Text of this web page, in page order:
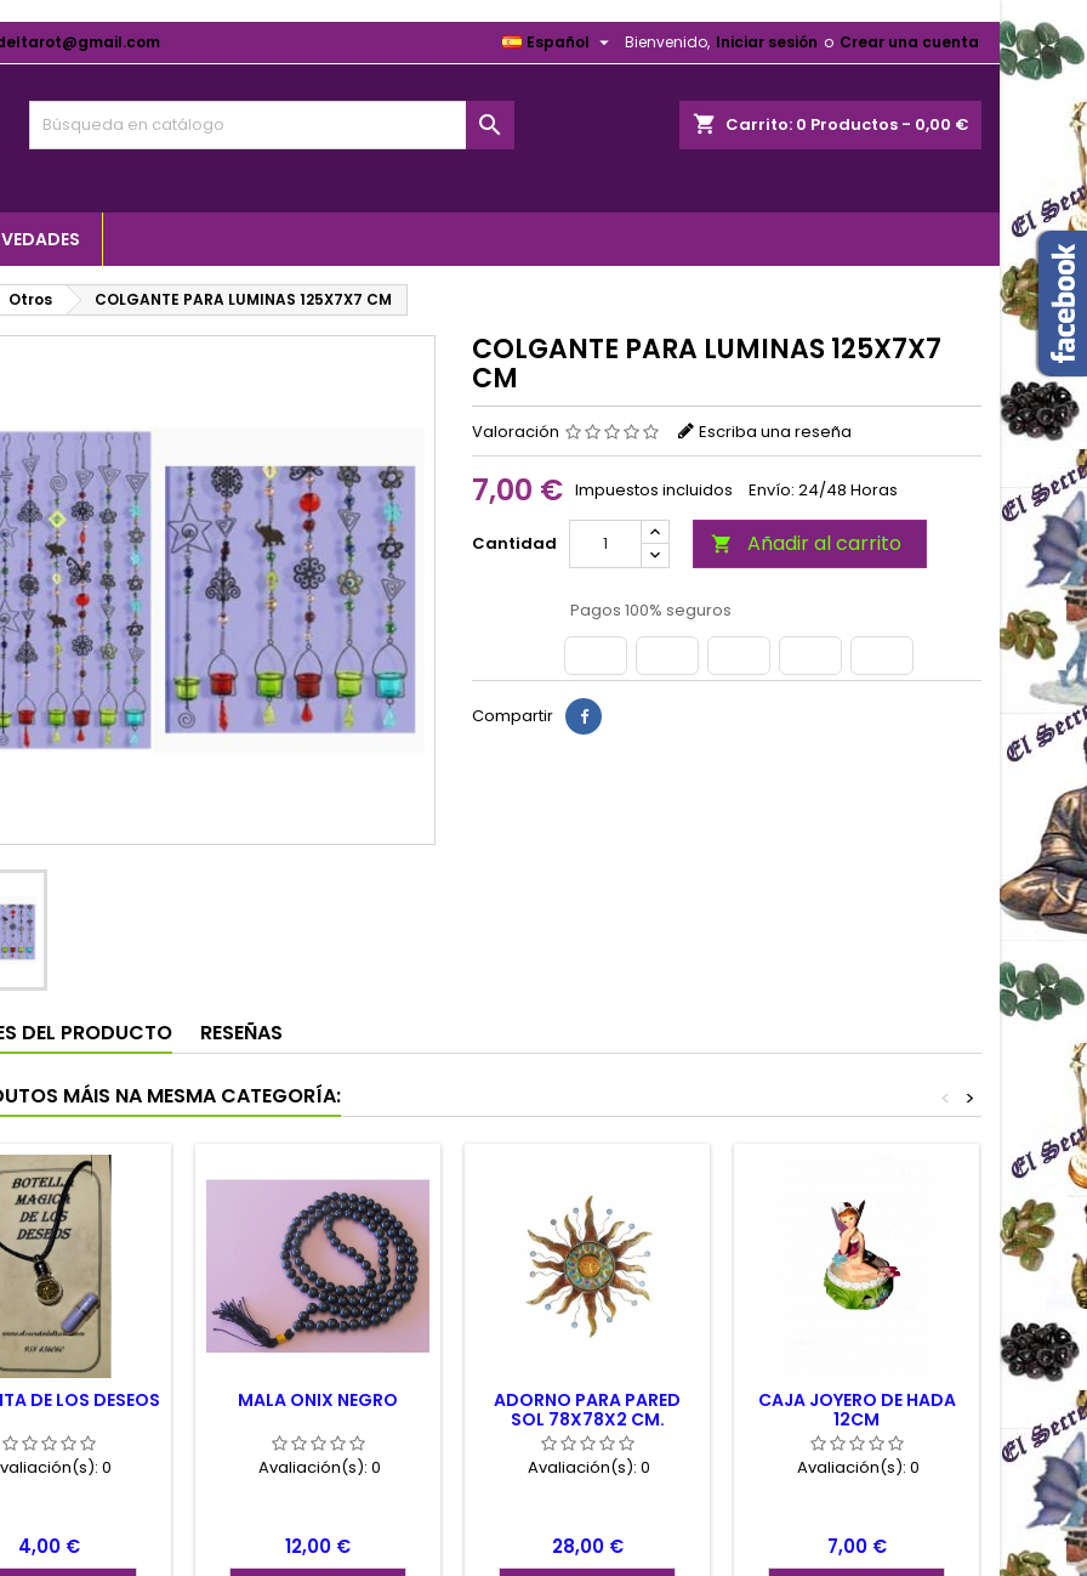
Bienvenido, Iniciar sesión o Crear una cuenta
Español 
shopping_cart Carrito: 0 Productos - 0,00 €

Otros COLGANTE PARA LUMINAS 125X7X7 CM
COLGANTE PARA LUMINAS 125X7X7
CM
Valoración Escriba una reseña
7,00 € Impuestos incluidos Envío: 24/48 Horas
Cantidad  Añadir al carrito
Pagos 100% seguros
Compartir
DEL PRODUCTO RESEÑAS
MÁIS NA MESMA CATEGORÍA: >
<
DE LOS DESEOS
0
Prezo
4,00 €
MALA ONIX NEGRO
Avaliación(s): 0
Prezo
12,00 €
ADORNO PARA PARED
SOL 78X78X2 CM.
Avaliación(s): 0
Prezo
28,00 €
CAJA JOYERO DE HADA
12CM
Avaliación(s): 0
Prezo
7,00 €